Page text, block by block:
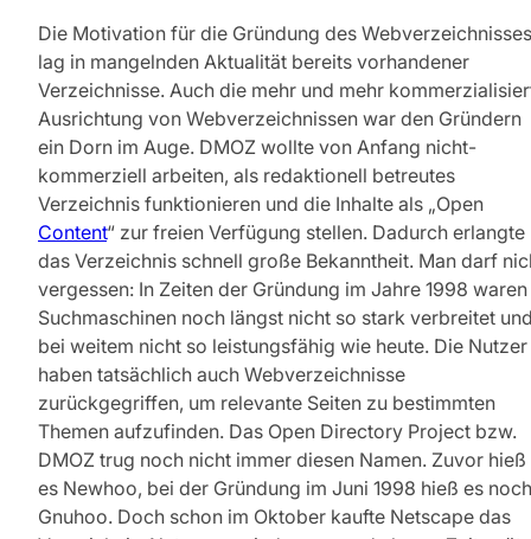
Die Motivation für die Gründung des Webverzeichnisses
lag in mangelnden Aktualität bereits vorhandener
Verzeichnisse. Auch die mehr und mehr
Ausrichtung von Webverzeichnissen war den Gründern
ein Dorn im Auge. DMOZ wollte von Anfang nicht-
kommerziell arbeiten, als redaktionell betreutes
Verzeichnis funktionieren und die Inhalte als „Open
Content“ zur freien Verfügung stellen. Dadurch erlangte
das Verzeichnis schnell große Bekanntheit. Man darf
vergessen: In Zeiten der Gründung im Jahre 1998 waren
Suchmaschinen noch längst nicht so stark verbreitet
bei weitem nicht so leistungsfähig wie heute. Die Nutzer
haben tatsächlich auch Webverzeichnisse
zurückgegriffen, um relevante Seiten zu bestimmten
Themen aufzufinden. Das Open Directory Project bzw.
DMOZ trug noch nicht immer diesen Namen. Zuvor hieß
es Newhoo, bei der Gründung im Juni 1998 hieß es noch
Gnuhoo. Doch schon im Oktober kaufte Netscape das